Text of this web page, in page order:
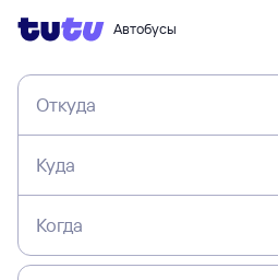
Автобусы
Откуда
Куда
Когда